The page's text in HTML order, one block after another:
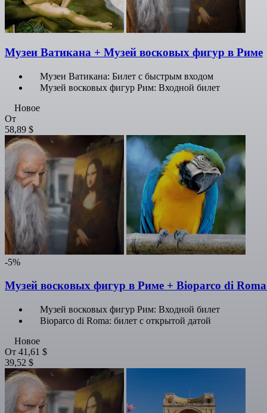
Музеи Ватикана + Музей восковых фигур в Риме
Музеи Ватикана: Билет с быстрым входом
Музей восковых фигур Рим: Входной билет
Новое
От
58,89 $
-5%
Музей восковых фигур в Риме + Bioparco di
Музей восковых фигур Рим: Входной билет
Bioparco di Roma: билет с открытой датой
Новое
От 41,61 $
39,52 $